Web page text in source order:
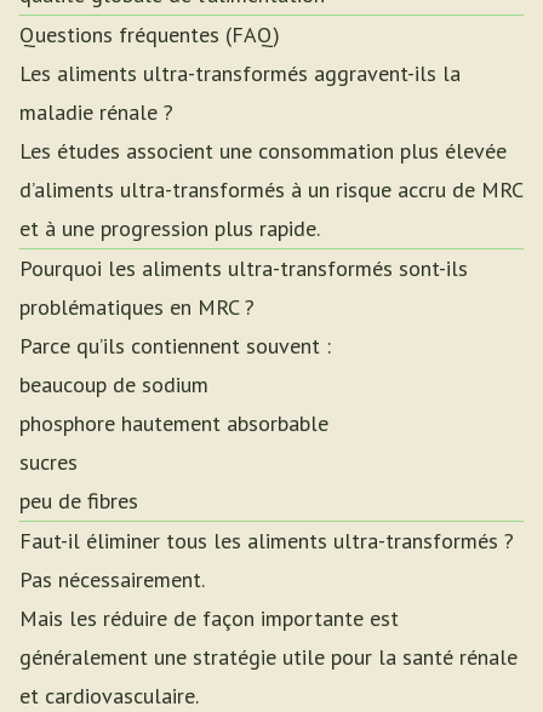
Questions fréquentes (FAQ)
Les aliments ultra-transformés aggravent-ils la
maladie rénale ?
Les études associent une consommation plus élevée
d’aliments ultra-transformés à un risque accru de MRC
et à une progression plus rapide.
Pourquoi les aliments ultra-transformés sont-ils
problématiques en MRC ?
Parce qu’ils contiennent souvent :
beaucoup de sodium
phosphore hautement absorbable
sucres
peu de fibres
Faut-il éliminer tous les aliments ultra-transformés ?
Pas nécessairement.
Mais les réduire de façon importante est
généralement une stratégie utile pour la santé rénale
et cardiovasculaire.